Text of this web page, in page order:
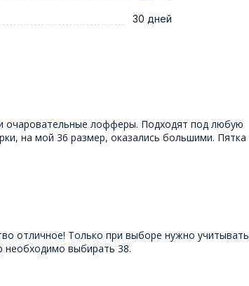
30 дней
очаровательные лофферы. Подходят под любую
на мой 36 размер, оказались большими. Пятка
отличное! Только при выборе нужно учитывать
необходимо выбирать 38.